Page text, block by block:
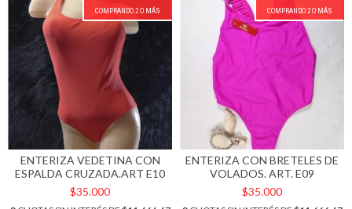
COMPRANDO 2 O MÁS
ENTERIZA VEDETINA CON
ESPALDA CRUZADA.ART E10
$35.000
COMPRANDO 2 O MÁS
ENTERIZA CON BRETELES DE
VOLADOS. ART. E09
$35.000